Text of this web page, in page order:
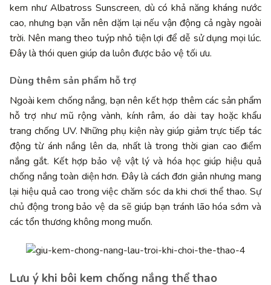
kem như Albatross Sunscreen, dù có khả năng kháng nước
cao, nhưng bạn vẫn nên dặm lại nếu vận động cả ngày ngoài
trời. Nên mang theo tuýp nhỏ tiện lợi để dễ sử dụng mọi lúc.
Đây là thói quen giúp da luôn được bảo vệ tối ưu.
Dùng thêm sản phẩm hỗ trợ
Ngoài kem chống nắng, bạn nên kết hợp thêm các sản phẩm
hỗ trợ như mũ rộng vành, kính râm, áo dài tay hoặc khẩu
trang chống UV. Những phụ kiện này giúp giảm trực tiếp tác
động từ ánh nắng lên da, nhất là trong thời gian cao điểm
nắng gắt. Kết hợp bảo vệ vật lý và hóa học giúp hiệu quả
chống nắng toàn diện hơn. Đây là cách đơn giản nhưng mang
lại hiệu quả cao trong việc chăm sóc da khi chơi thể thao. Sự
chủ động trong bảo vệ da sẽ giúp bạn tránh lão hóa sớm và
các tổn thương không mong muốn.
Lưu ý khi bôi kem chống nắng thể thao